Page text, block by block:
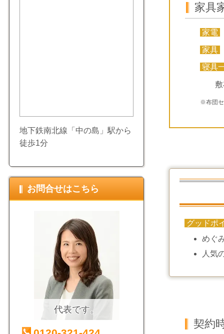
家具
家電
家具
寝具
※布団セ
グッドポ
めぐ
人気
契約
地下鉄南北線「中の島」駅から
徒歩1分
お問合せはこちら
代表です。